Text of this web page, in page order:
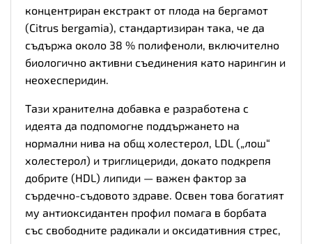
концентриран екстракт от плода на бергамот
(Citrus bergamia), стандартизиран така, че да
съдържа около 38 % полифеноли, включително
биологично активни съединения като нарингин и
неохесперидин.
Тази хранителна добавка е разработена с
идеята да подпомогне поддържането на
нормални нива на общ холестерол, LDL („лош“
холестерол) и триглицериди, докато подкрепя
добрите (HDL) липиди — важен фактор за
сърдечно-съдовото здраве. Освен това богатият
му антиоксидантен профил помага в борбата
със свободните радикали и оксидативния стрес,